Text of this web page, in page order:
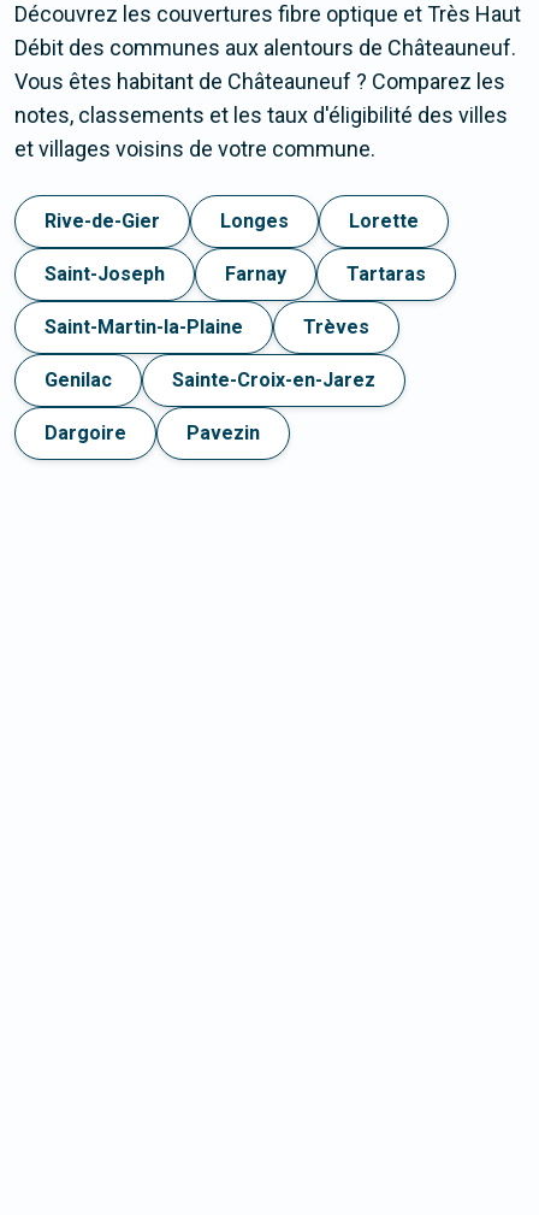
Découvrez les couvertures fibre optique et Très Haut
Débit des communes aux alentours de Châteauneuf.
Vous êtes habitant de Châteauneuf ? Comparez les
notes, classements et les taux d'éligibilité des villes
et villages voisins de votre commune.
Rive-de-Gier Longes Lorette
Saint-Joseph Farnay Tartaras
Saint-Martin-la-Plaine Trèves
Genilac Sainte-Croix-en-Jarez
Dargoire Pavezin